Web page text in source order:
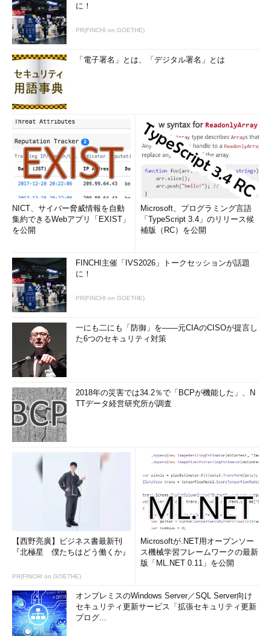
に！
PR(FINCHI on GOETHE)
「電子署名」とは、「デジタル署名」とは
NICT、サイバー脅威情報を自動
集約できるWebアプリ「EXIST」
を公開
Microsoft、プログラミング言語
「TypeScript 3.4」のリリース候
補版（RC）を公開
FINCHI主催「IVS2026」トークセッションが話題
に！
PR(FINCHI on GOETHE)
一にも二にも「防御」を――元CIAのCISOが提言し
た6つのセキュリティ対策
2018年の災害では34.2％で「BCPが機能した」、N
TTデータ経営研究所が調査
【西野亮廣】ビジネス書最新刊
『北極星 僕たちはどう働くか』
PR(FINCHI on GOETHE)
Microsoftが.NET用オープンソー
ス機械学習フレームワークの最新
版「ML.NET 0.11」を公開
オンプレミスのWindows Server／SQL Server向け
セキュリティ更新サービス「拡張セキュリティ更新
プログ...